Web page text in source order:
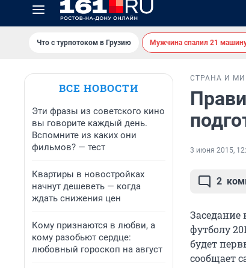
Что с турпотоком в Грузию Мужчина спалил 21
ВСЕ НОВОСТИ
Эти фразы из советского кино
вы говорите каждый день.
Вспомните из каких они
фильмов? — тест
Квартиры в новостройках
начнут дешеветь — когда
ждать снижения цен
Кому признаются в любви, а
кому разобьют сердце:
любовный гороскоп на август
СТРАНА И
3 июня 2015,
2
Заседание
футболу
будет
сообщает